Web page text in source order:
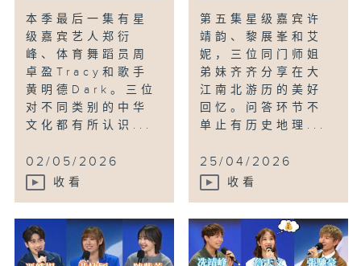
本季最后一集有星
级嘉宾艺人郑衍
峰、体育舞蹈员周
卓盈Tracy和歌手
黄明德Dark。三位
对不同类别的中华
文化都有所认识...
02/05/2026
收看
第五集星级嘉宾许
靖韵、黎展峯和艾
妮，三位同门师姐
弟妹齐齐分享在大
江南北游历的美好
回忆。问答环节不
单止有历史地理...
25/04/2026
收看